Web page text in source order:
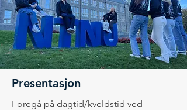
Presentasjon
Foregå på dagtid/kveldstid ved